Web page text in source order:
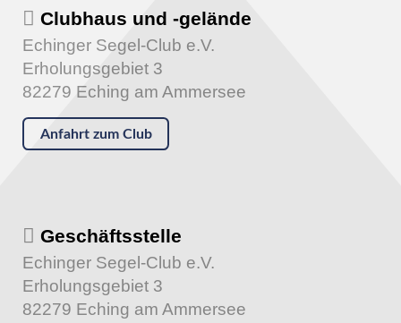
Clubhaus und -gelände
Echinger Segel-Club e.V.
Erholungsgebiet 3
82279 Eching am Ammersee
Anfahrt zum Club
Geschäftsstelle
Echinger Segel-Club e.V.
Erholungsgebiet 3
82279 Eching am Ammersee